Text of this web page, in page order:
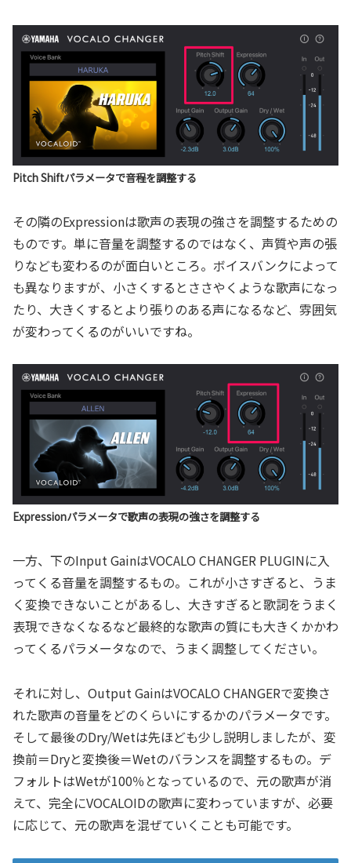
Pitch Shiftパラメータで音程を調整する
その隣のExpressionは歌声の表現の強さを調整するための
ものです。単に音量を調整するのではなく、声質や声の張
りなども変わるのが面白いところ。ボイスバンクによって
も異なりますが、小さくするとささやくような歌声になっ
たり、大きくするとより張りのある声になるなど、雰囲気
が変わってくるのがいいですね。
Expressionパラメータで歌声の表現の強さを調整する
一方、下のInput GainはVOCALO CHANGER PLUGINに入
ってくる音量を調整するもの。これが小さすぎると、うま
く変換できないことがあるし、大きすぎると歌詞をうまく
表現できなくなるなど最終的な歌声の質にも大きくかかわ
ってくるパラメータなので、うまく調整してください。
それに対し、Output GainはVOCALO CHANGERで変換さ
れた歌声の音量をどのくらいにするかのパラメータです。
そして最後のDry/Wetは先ほども少し説明しましたが、変
換前＝Dryと変換後＝Wetのバランスを調整するもの。デ
フォルトはWetが100％となっているので、元の歌声が消
えて、完全にVOCALOIDの歌声に変わっていますが、必要
に応じて、元の歌声を混ぜていくことも可能です。